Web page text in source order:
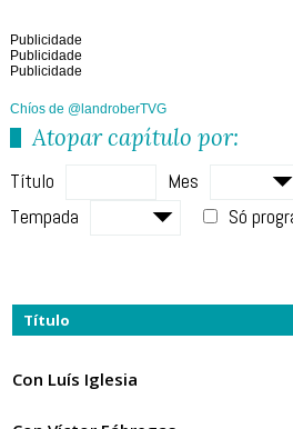
Publicidade
Publicidade
Publicidade
Chíos de @landroberTVG
Atopar capítulo por:
Título Mes
Tempada
Só
Título
Con Luís Iglesia